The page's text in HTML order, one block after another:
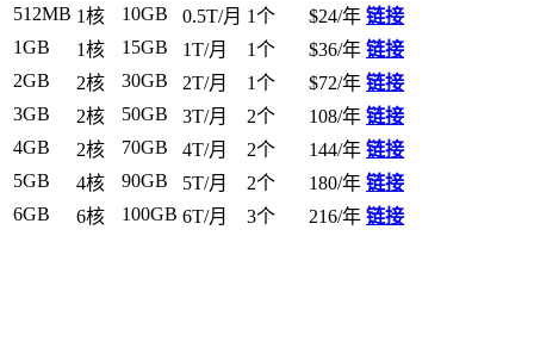
512MB 1核 10GB 0.5T/月 1个 $24/年 链接
1GB
1核 15GB 1T/月 1个 $36/年 链接
2GB
2核 30GB 2T/月 1个 $72/年 链接
3GB
2核 50GB 3T/月 2个 108/年 链接
4GB
2核 70GB 4T/月 2个 144/年 链接
5GB
4核 90GB 5T/月 2个 180/年 链接
6GB
6核 100GB 6T/月 3个 216/年 链接